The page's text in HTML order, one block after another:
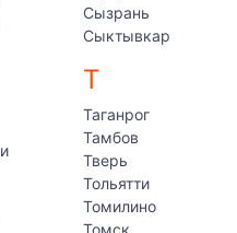
Сызрань
Сыктывкар
Т
Таганрог
Тамбов
Тверь
Тольятти
Томилино
Томск